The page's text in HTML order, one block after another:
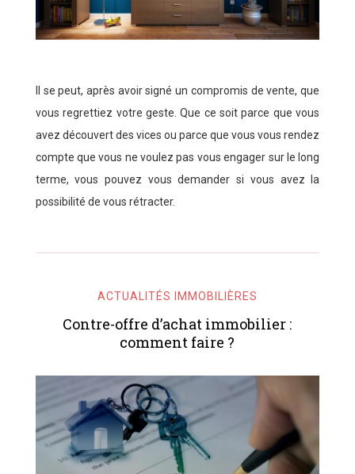
Il se peut, après avoir signé un compromis de vente, que
vous regrettiez votre geste. Que ce soit parce que vous
avez découvert des vices ou parce que vous vous rendez
compte que vous ne voulez pas vous engager sur le long
terme, vous pouvez vous demander si vous avez la
possibilité de vous rétracter.
ACTUALITÉS IMMOBILIÈRES
Contre-offre d’achat immobilier :
comment faire ?